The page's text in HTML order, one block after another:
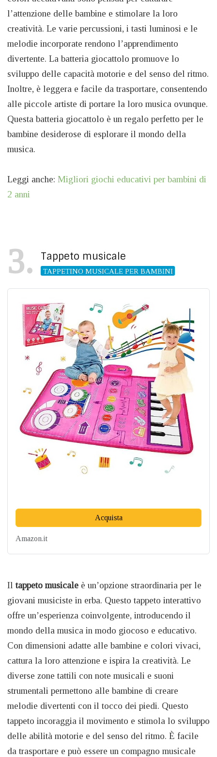
l’attenzione delle bambine e stimolare la loro
creatività. Le varie percussioni, i tasti luminosi e le
melodie incorporate rendono l’apprendimento
divertente. La batteria giocattolo promuove lo
sviluppo delle capacità motorie e del senso del ritmo.
Inoltre, è leggera e facile da trasportare, consentendo
alle piccole artiste di portare la loro musica ovunque.
Questa batteria giocattolo è un regalo perfetto per le
bambine desiderose di esplorare il mondo della
musica.
Leggi anche: Migliori giochi educativi per bambini di
2 anni
3 Tappeto musicale
TAPPETINO MUSICALE PER BAMBINI
Acquista
Amazon.it
Il tappeto musicale è un’opzione straordinaria per le
giovani musiciste in erba. Questo tappeto interattivo
offre un’esperienza coinvolgente, introducendo il
mondo della musica in modo giocoso e educativo.
Con dimensioni adatte alle bambine e colori vivaci,
cattura la loro attenzione e ispira la creatività. Le
diverse zone tattili con note musicali e suoni
strumentali permettono alle bambine di creare
melodie divertenti con il tocco dei piedi. Questo
tappeto incoraggia il movimento e stimola lo sviluppo
delle abilità motorie e del senso del ritmo. È facile
da trasportare e può essere un compagno musicale